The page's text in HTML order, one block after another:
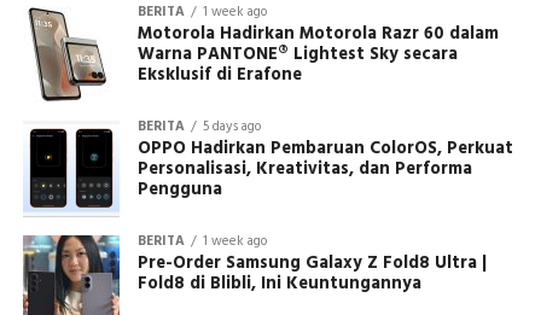
BERITA 1 week ago
Motorola Hadirkan Motorola Razr 60 dalam
Warna PANTONE® Lightest Sky secara
Eksklusif di Erafone
BERITA 5 days ago
OPPO Hadirkan Pembaruan ColorOS, Perkuat
Personalisasi, Kreativitas, dan Performa
Pengguna
BERITA 1 week ago
Pre-Order Samsung Galaxy Z Fold8 Ultra |
Fold8 di Blibli, Ini Keuntungannya